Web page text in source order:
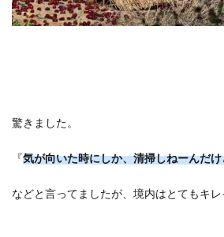
驚きました。
『気が向いた時にしか、清掃しねーんだ
などと言ってましたが、境内はとてもキレ